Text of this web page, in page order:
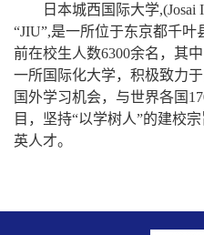
日本城西国际大学,(Josai
“JIU”,是一所位于东京都千叶
前在校生人数6300余名 ，其中
一所国际化大学，积极致力
国外学习机会，与世界各国
目，坚持“以学树人”的建校
英人才。